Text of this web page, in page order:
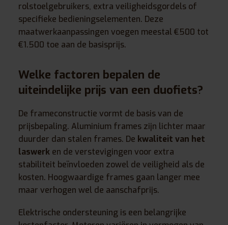
rolstoelgebruikers, extra veiligheidsgordels of
specifieke bedieningselementen. Deze
maatwerkaanpassingen voegen meestal €500 tot
€1.500 toe aan de basisprijs.
Welke factoren bepalen de
uiteindelijke prijs van een duofiets?
De frameconstructie vormt de basis van de
prijsbepaling. Aluminium frames zijn lichter maar
duurder dan stalen frames. De kwaliteit van het
laswerk en de verstevigingen voor extra
stabiliteit beïnvloeden zowel de veiligheid als de
kosten. Hoogwaardige frames gaan langer mee
maar verhogen wel de aanschafprijs.
Elektrische ondersteuning is een belangrijke